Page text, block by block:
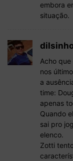
embora
situação.
Acho
nos
a
time:
apenas
Quando
sai pro
elenco.
Zotti